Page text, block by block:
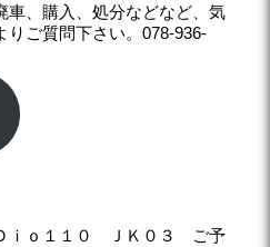
車、購入、処分などなど、気
りご質問下さい。078-936-
ｉｏ１１０ ＪＫ０３ ご予